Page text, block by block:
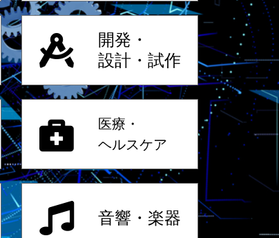
開発・
設計・試作
医療・
ヘルスケア
音響・楽器